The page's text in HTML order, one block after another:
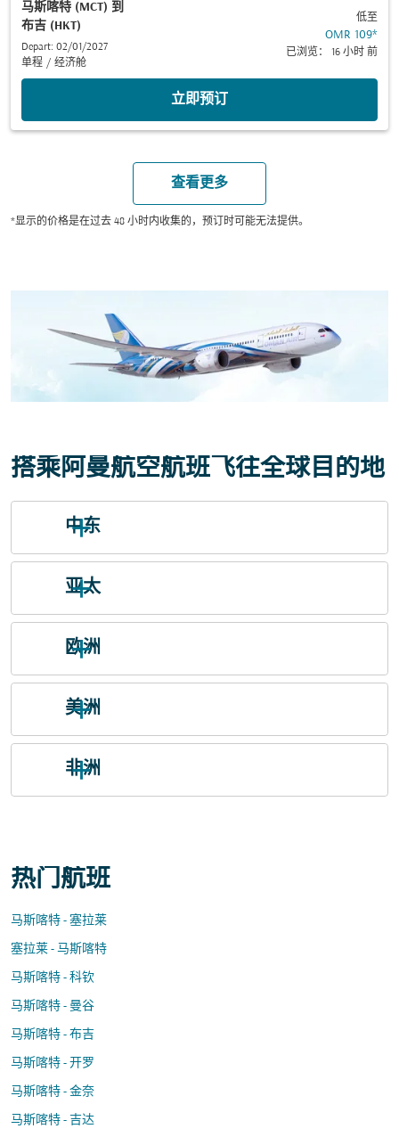
马斯喀特 (MCT) 到
布吉 (HKT)
Depart: 02/01/2027
单程 / 经济舱
低至
OMR 109*
已浏览： 16 小时 前
立即预订
查看更多
*显示的价格是在过去 48 小时内收集的，预订时可能无法提供。
搭乘阿曼航空航班飞往全球目的地
中东
亚太
欧洲
美洲
非洲
热门航班
马斯喀特 - 塞拉莱
塞拉莱 - 马斯喀特
马斯喀特 - 科钦
马斯喀特 - 曼谷
马斯喀特 - 布吉
马斯喀特 - 开罗
马斯喀特 - 金奈
马斯喀特 - 吉达